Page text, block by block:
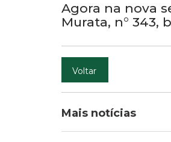
Agora na nova
Murata, n° 343,
Voltar
Mais notícias